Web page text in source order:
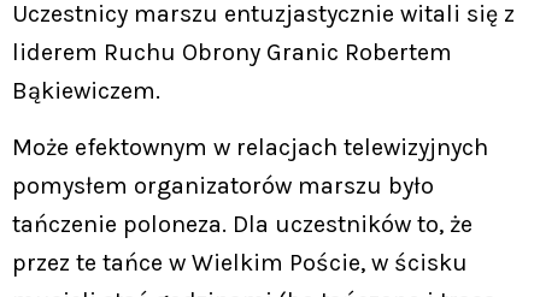
Uczestnicy marszu entuzjastycznie witali się z
liderem Ruchu Obrony Granic Robertem
Bąkiewiczem.
Może efektownym w relacjach telewizyjnych
pomysłem organizatorów marszu było
tańczenie poloneza. Dla uczestników to, że
przez te tańce w Wielkim Poście, w ścisku